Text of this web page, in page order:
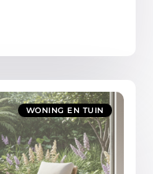
WONING EN TUIN